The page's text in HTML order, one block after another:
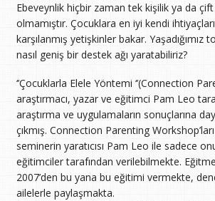
Ebeveynlik hiçbir zaman tek kişilik ya da
olmamıştır. Çocuklara en iyi kendi
karşılanmış yetişkinler bakar. Yaşadığımız
nasıl geniş bir destek ağı yaratabiliriz?
‘’Çocuklarla Elele Yöntemi ‘’(Connection
araştırmacı, yazar ve eğitimci Pam Leo
araştırma ve uygulamaların sonuçlarına
çıkmış. Connection Parenting
seminerin yaratıcısı Pam Leo ile sadece
eğitimciler tarafından verilebilmekte.
2007’den bu yana bu eğitimi vermekte,
ailelerle paylaşmakta.